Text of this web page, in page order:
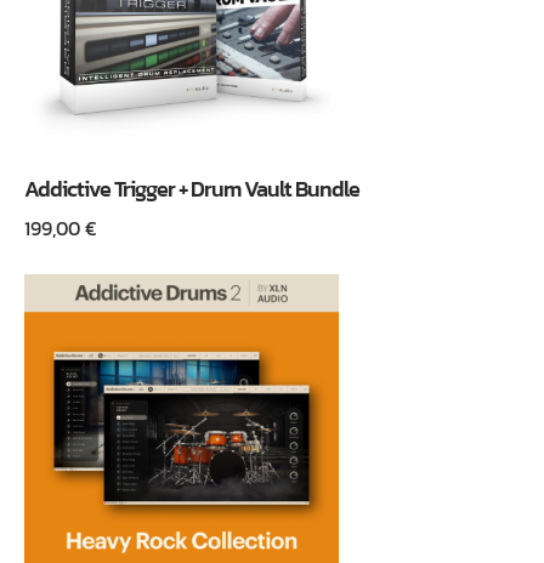
Addictive Trigger + Drum Vault Bundle
199,00€